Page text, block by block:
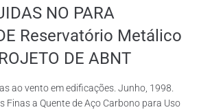
NO PARA
Reservatório Metálico
DE ABNT
ao vento em edificações. Junho, 1998.
Finas a Quente de Aço Carbono para Uso